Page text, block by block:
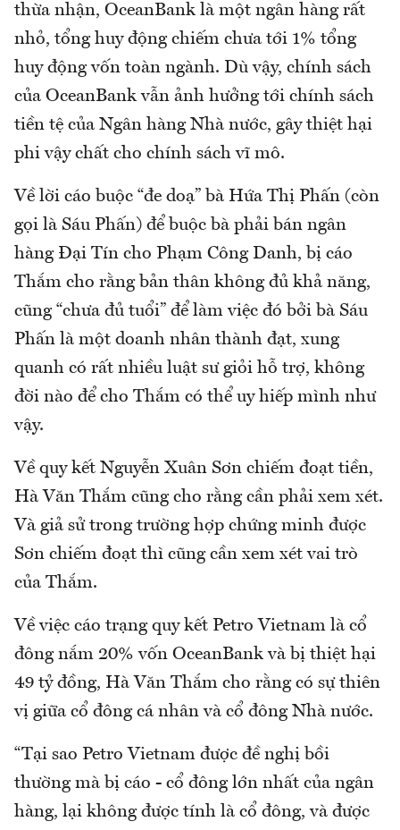
thừa nhận, OceanBank là một ngân hàng rất
nhỏ, tổng huy động chiếm chưa tới 1% tổng
huy động vốn toàn ngành. Dù vậy, chính sách
của OceanBank vẫn ảnh hưởng tới chính sách
tiền tệ của Ngân hàng Nhà nước, gây thiệt hại
phi vậy chất cho chính sách vĩ mô.
Về lời cáo buộc “đe doạ” bà Hứa Thị Phấn (còn
gọi là Sáu Phấn) để buộc bà phải bán ngân
hàng Đại Tín cho Phạm Công Danh, bị cáo
Thắm cho rằng bản thân không đủ khả năng,
cũng “chưa đủ tuổi” để làm việc đó bởi bà Sáu
Phấn là một doanh nhân thành đạt, xung
quanh có rất nhiều luật sư giỏi hỗ trợ, không
đời nào để cho Thắm có thể uy hiếp mình như
vậy.
Về quy kết Nguyễn Xuân Sơn chiếm đoạt tiền,
Hà Văn Thắm cũng cho rằng cần phải xem xét.
Và giả sử trong trường hợp chứng minh được
Sơn chiếm đoạt thì cũng cần xem xét vai trò
của Thắm.
Về việc cáo trạng quy kết Petro Vietnam là cổ
đông nắm 20% vốn OceanBank và bị thiệt hại
49 tỷ đồng, Hà Văn Thắm cho rằng có sự thiên
vị giữa cổ đông cá nhân và cổ đông Nhà nước.
“Tại sao Petro Vietnam được đề nghị bồi
thường mà bị cáo - cổ đông lớn nhất của ngân
hàng, lại không được tính là cổ đông, và được